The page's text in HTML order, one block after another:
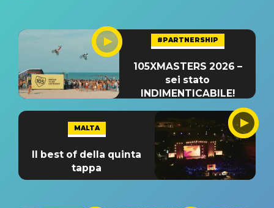
#PARTNERSHIP
105XMASTERS 2026 –
sei stato
INDIMENTICABILE!
MALTA
Il best of della quinta
tappa